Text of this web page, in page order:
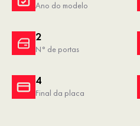
2
N° de portas
Ano do modelo
4
Final da placa